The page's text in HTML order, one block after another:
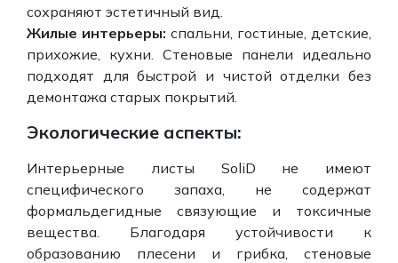
сохраняют эстетичный вид.
Жилые интерьеры: спальни, гостиные, детские,
прихожие, кухни. Стеновые панели идеально
подходят для быстрой и чистой отделки без
демонтажа старых покрытий.
Экологические аспекты:
Интерьерные листы SoliD не имеют
специфического запаха, не содержат
формальдегидные связующие и токсичные
вещества. Благодаря устойчивости к
образованию плесени и грибка, стеновые